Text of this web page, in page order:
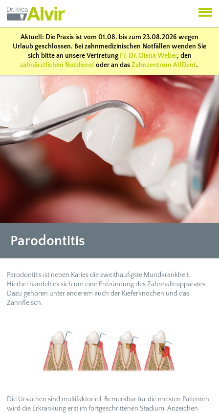
Aktuell: Die Praxis ist vom 01.08. bis zum 23.08.2026 wegen
Urlaub geschlossen. Bei zahnmedizinischen Notfällen wenden Sie
sich bitte an unsere Vertretung Fr. Dr. Diana Weber, den
zahnärztlichen Notdienstoder an dasZahnzentrum AllDent.
Parodontitis
Parodontitis ist neben Karies die zweithäufigste Mundkrankheit.
Hierbei handelt es sich um eine Entzündung des Zahnhalteapparates.
Dazu gehören unter anderem auch der Kieferknochen und das
Zahnfleisch.
Die Ursachen sind multifaktoriell. Bemerkbar für die meisten Patienten
wird die Erkrankung erst im fortgeschrittenen Stadium. Anzeichen